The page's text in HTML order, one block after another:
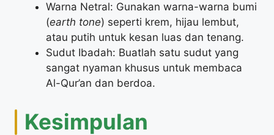
Warna Netral: Gunakan warna-warna bumi
(earth tone) seperti krem, hijau lembut,
atau putih untuk kesan luas dan tenang.
Sudut Ibadah: Buatlah satu sudut yang
sangat nyaman khusus untuk membaca
Al-Qur’an dan berdoa.
Kesimpulan